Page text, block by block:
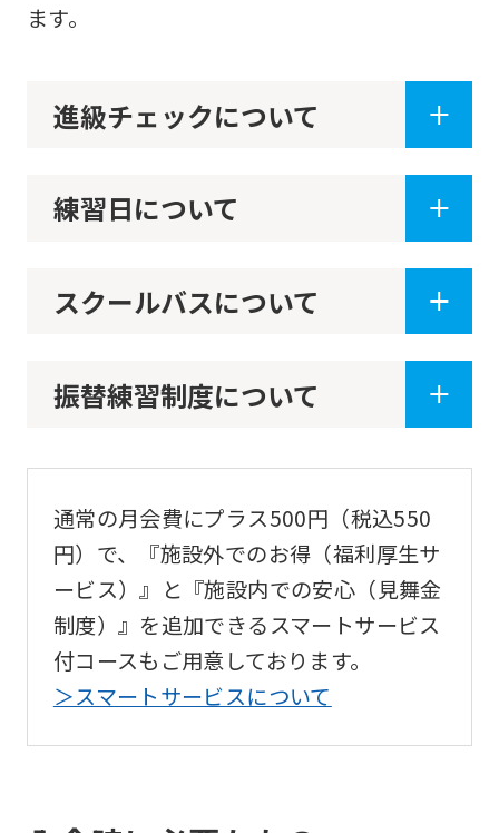
ます。
進級チェックについて
練習日について
スクールバスについて
振替練習制度について
通常の月会費にプラス500円（税込550
円）で、『施設外でのお得（福利厚生サ
ービス）』と『施設内での安心（見舞金
制度）』を追加できるスマートサービス
付コースもご用意しております。
＞スマートサービスについて
top
use
an
translation
the
Japanese
version
of
this
website
will
be
translated
so